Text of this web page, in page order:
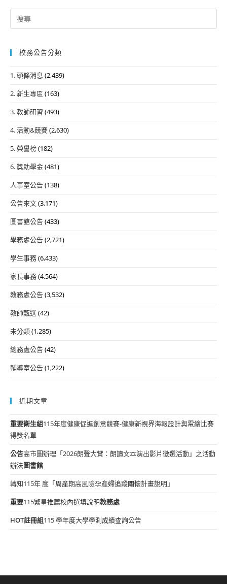
Search
for:
校務公告分類
1. 頭條消息 (2,439)
2. 新生專區 (163)
3. 教師研習 (493)
4. 活動&競賽(2,630)
5. 榮譽榜(182)
6. 獎助學金(481)
人事室公告(138)
公告來文(3,171)
圖書館公告(433)
學務處公告(2,721)
學生事務(6,433)
家長事務(4,564)
教務處公告(3,532)
教師甄選(42)
未分類(1,285)
總務處公告(42)
輔導室公告(1,222)
近期文章
重要衛生組115年度健康促進創意競賽-健康新視界海報設計與電繪比賽
得獎名單
公告高市圖辦理「2026朗聲大賞：朗讀文本演出影片徵選活動」之活動
辦法圖書館
轉知115年 度「周產期高風險孕產婦追蹤關懷計畫說明」
重要115繁星推薦校內選填說明教務處
HOT註冊組115 學年度大學學測成績查詢公告